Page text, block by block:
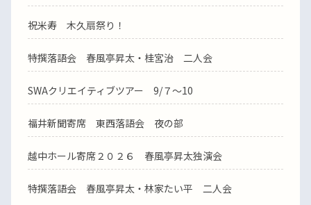
祝米寿 木久扇祭り！
特撰落語会 春風亭昇太・桂宮治 二人会
SWAクリエイティブツアー 9/７～10
福井新聞寄席 東西落語会 夜の部
越中ホール寄席２０２６ 春風亭昇太独演会
特撰落語会 春風亭昇太・林家たい平 二人会